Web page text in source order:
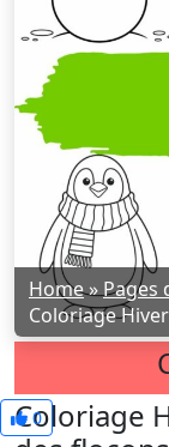
Home»Pages
Coloriage Hiver
0
Coloriage